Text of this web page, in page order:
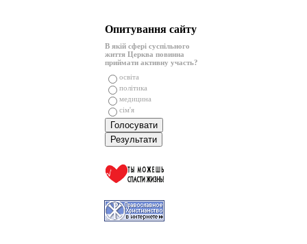
Опитування сайту
В якій сфері суспільного
життя Церква повинна
приймати активну участь?
освіта
політика
медицина
сім'я